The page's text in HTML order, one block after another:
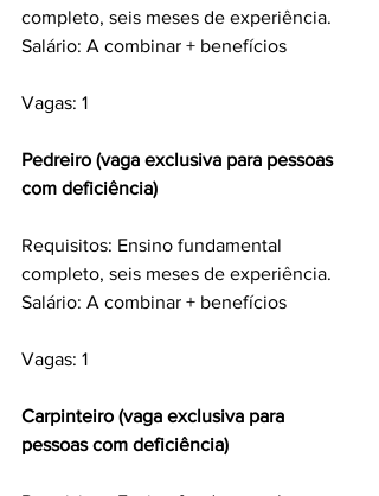
completo, seis meses de experiência.
Salário: A combinar + benefícios
Vagas: 1
Pedreiro (vaga exclusiva para pessoas
com deficiência)
Requisitos: Ensino fundamental
completo, seis meses de experiência.
Salário: A combinar + benefícios
Vagas: 1
Carpinteiro (vaga exclusiva para
pessoas com deficiência)